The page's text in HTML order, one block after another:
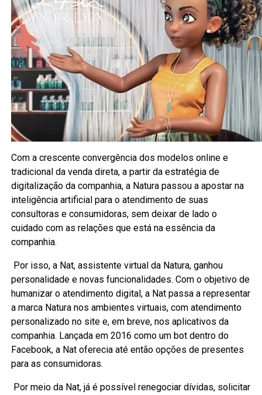
Com a crescente convergência dos modelos online e
tradicional da venda direta, a partir da estratégia de
digitalização da companhia, a Natura passou a apostar na
inteligência artificial para o atendimento de suas
consultoras e consumidoras, sem deixar de lado o
cuidado com as relações que está na essência da
companhia.
Por isso, a Nat, assistente virtual da Natura, ganhou
personalidade e novas funcionalidades. Com o objetivo de
humanizar o atendimento digital, a Nat passa a representar
a marca Natura nos ambientes virtuais, com atendimento
personalizado no site e, em breve, nos aplicativos da
companhia. Lançada em 2016 como um bot dentro do
Facebook, a Nat oferecia até então opções de presentes
para as consumidoras.
Por meio da Nat, já é possível renegociar dívidas, solicitar